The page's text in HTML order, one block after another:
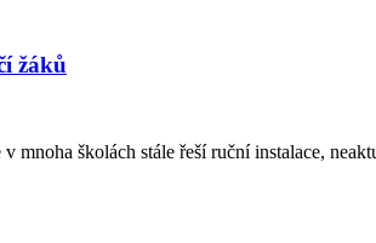
žáků
mnoha školách stále řeší ruční instalace,